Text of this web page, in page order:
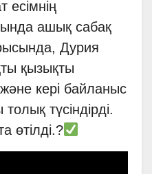
есімнің
ашық сабақ
Дурия
қызықты
және кері байланыс
түсіндірді.
өтілді.?